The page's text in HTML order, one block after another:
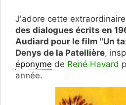
J'adore cette extraordinaire
des dialogues écrits en
Audiard pour le film "Un
Denys de la Patellière,
éponyme de René Havard
année.